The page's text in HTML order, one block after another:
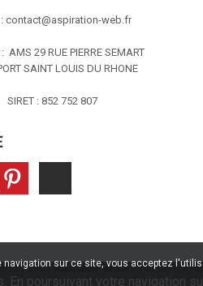
contact@aspiration-web.fr
AMS 29 RUE PIERRE SEMART
SAINT LOUIS DU RHONE
SIRET : 852 752 807
/ 2023 Aspiration-ams.fr | Fait par ESH-
En poursuivant votre navigation
navigation sur ce site, vous acceptez